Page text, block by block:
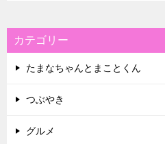
カテゴリー
たまなちゃんとまことくん
つぶやき
グルメ